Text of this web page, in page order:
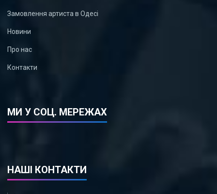
Замовлення артиста в Одесі
Новини
Про нас
Контакти
МИ У СОЦ. МЕРЕЖАХ
НАШІ КОНТАКТИ